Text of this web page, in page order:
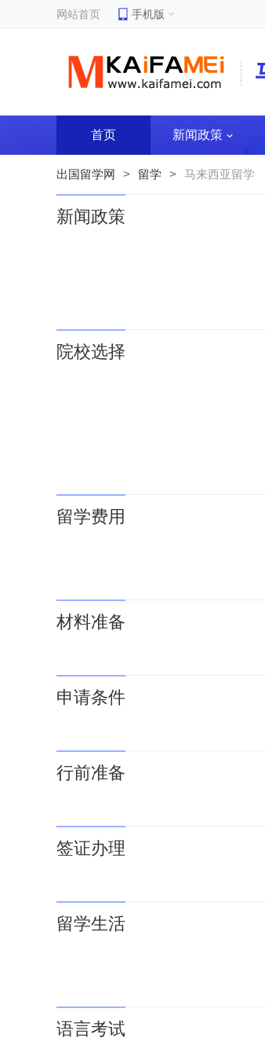
网站首页 手机版
首页 新闻政策
出国留学网 > 留学 > 马来西亚留学
新闻政策
院校选择
留学费用
材料准备
申请条件
行前准备
签证办理
留学生活
语言考试